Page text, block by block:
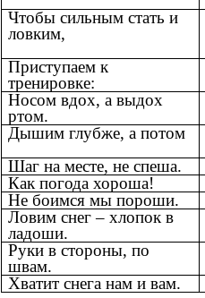
Чтобы сильным стать и
ловким,
Приступаем к
тренировке:
Носом вдох, а выдох
ртом.
Дышим глубже, а потом
Шаг на месте, не спеша.
Как погода хороша!
Не боимся мы пороши.
Ловим снег – хлопок в
ладоши.
Руки в стороны, по
швам.
Хватит снега нам и вам.